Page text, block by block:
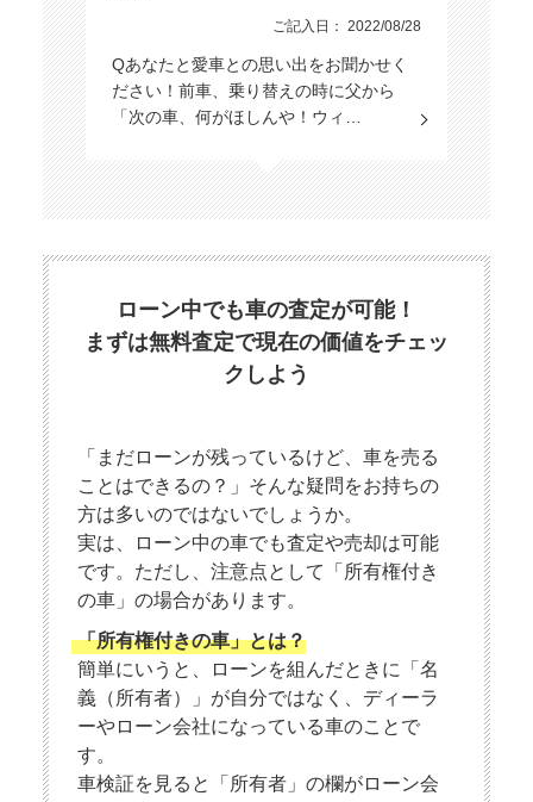
ご記入日： 2022/08/28
Qあなたと愛車との思い出をお聞かせく
ださい！前車、乗り替えの時に父から
「次の車、何がほしんや！ウィ…
ローン中でも車の査定が可能！
まずは無料査定で現在の価値をチェッ
クしよう
「まだローンが残っているけど、車を売る
ことはできるの？」そんな疑問をお持ちの
方は多いのではないでしょうか。
実は、ローン中の車でも査定や売却は可能
です。ただし、注意点として「所有権付き
の車」の場合があります。
「所有権付きの車」とは？
簡単にいうと、ローンを組んだときに「名
義（所有者）」が自分ではなく、ディーラ
ーやローン会社になっている車のことで
す。
車検証を見ると「所有者」の欄がローン会